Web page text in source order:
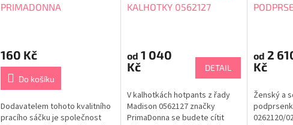
PRIMADONNA
produktu
je
5,0
z
hvězdiček.
160 Kč
Do košíku
Dodavatelem tohoto kvalitního
pracího sáčku je společnost
KALHOTKY 0562127
od 1 040
Kč
DETAIL
V kalhotkách hotpants z řady
Madison 0562127 značky
PrimaDonna se budete cítit
od 2
Kč
Ženský a
0262120/